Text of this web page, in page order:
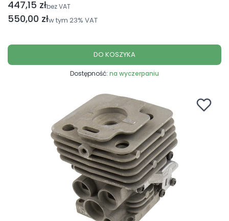
Cena brutto
550,00 złw tym 23% VAT
Cena netto
447,15 złbez VAT
DO KOSZYKA
Dostępność: na wyczerpaniu